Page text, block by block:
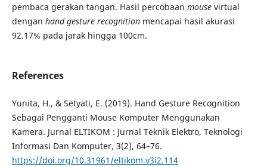
pembaca gerakan tangan. Hasil percobaan mousevirtual
dengan hand gesture recognitionmencapai hasil akurasi
92.17% pada jarak hingga 100cm.
References
Yunita, H., & Setyati, E. (2019). Hand Gesture Recognition
Sebagai Pengganti Mouse Komputer Menggunakan
Kamera. Jurnal ELTIKOM : Jurnal Teknik Elektro, Teknologi
Informasi Dan Komputer, 3(2), 64–76.
https://doi.org/10.31961/eltikom.v3i2.114